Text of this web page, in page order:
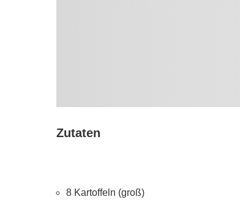
Zutaten
8 Kartoffeln (groß)